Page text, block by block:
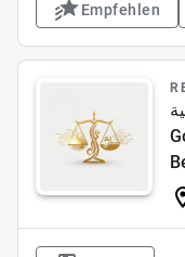
Empfehlen